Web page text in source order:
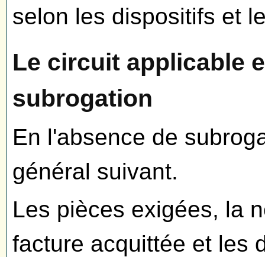
selon les dispositifs et
Le circuit applicable
subrogation
En l'absence de
général suivant.
Les pièces exigées, la
facture acquittée et les